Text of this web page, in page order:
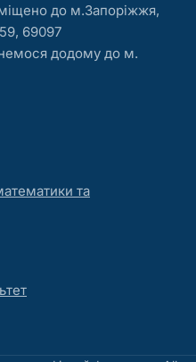
до м.Запоріжжя,
69097
додому до м.
та